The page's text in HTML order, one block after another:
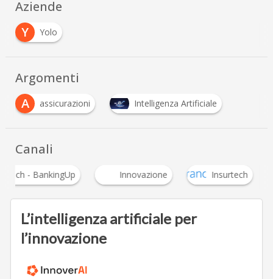
Aziende
Y
Yolo
Argomenti
A
assicurazioni Intelligenza Artificiale
Canali
- BankingUp Innovazione Insurtech
L’intelligenza artificiale per
l’innovazione